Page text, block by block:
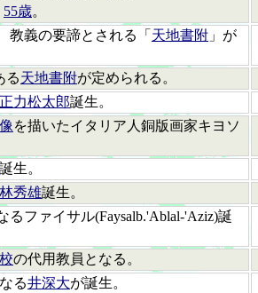
55歳。
教義の要諦とされる「 天地書附 」が
る天地書附が定められる。
正力松太郎誕生。
を描いたイタリア人銅版画家キヨソ
誕生。
秀雄誕生。
るファイサル(Faysalb.'Ablal-'Aziz)誕
の代用教員となる。
る井深大が誕生。